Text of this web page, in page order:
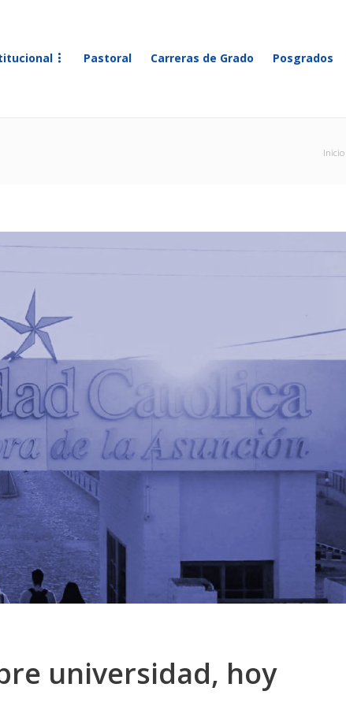
Pastoral Carreras de Grado Posgrados
Inicio
universidad, hoy